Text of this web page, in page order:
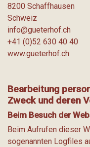
8200 Schaffhausen
Schweiz
info@gueterhof.ch
+41 (0)52 630 40 40
www.gueterhof.ch
Bearbeitung
Zweck und deren
Beim Besuch der
Beim Aufrufen dieser
sogenannten Logfiles